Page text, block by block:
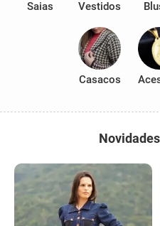
Saias Vestidos
Casacos
Novidades